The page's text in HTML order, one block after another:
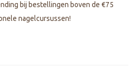
bij bestellingen boven de €75
nagelcursussen!